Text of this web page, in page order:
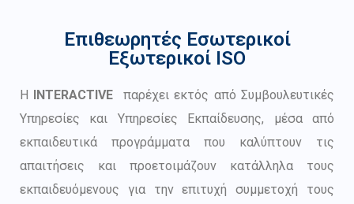
Επιθεωρητές Εσωτερικοί
Εξωτερικοί ISO
Η INTERACTIVE
παρέχει εκτός από Συμβουλευτικές
Υπηρεσίες και Υπηρεσίες Εκπαίδευσης, μέσα από
εκπαιδευτικά προγράμματα που καλύπτουν τις
απαιτήσεις και προετοιμάζουν κατάλληλα τους
εκπαιδευόμενους για την επιτυχή συμμετοχή τους